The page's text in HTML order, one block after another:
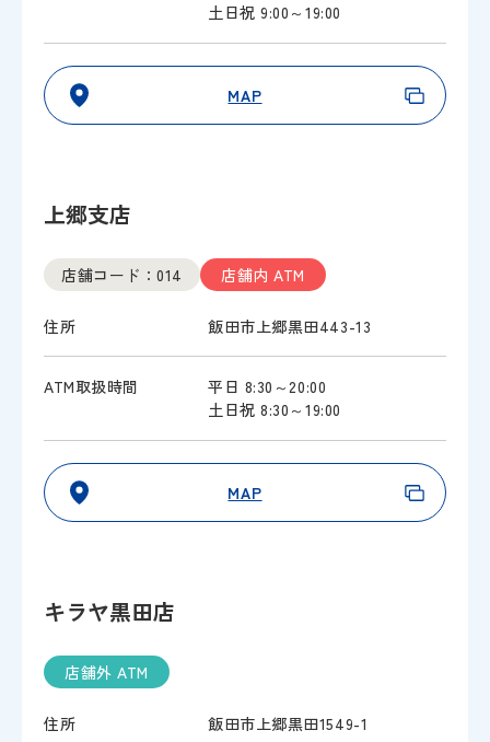
土日祝 9:00～19:00
MAP
上郷支店
店舗コード：014 店舗内 ATM
住所 飯田市上郷黒田443-13
ATM取扱時間
平日 8:30～20:00
土日祝 8:30～19:00
MAP
キラヤ黒田店
店舗外 ATM
住所 飯田市上郷黒田1549-1